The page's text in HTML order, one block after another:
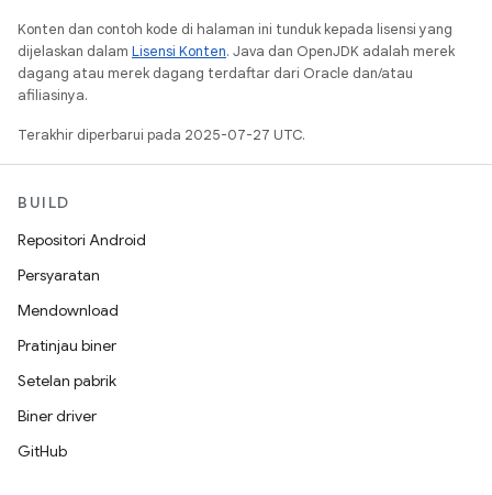
Konten dan contoh kode di halaman ini tunduk kepada lisensi yang
dijelaskan dalam Lisensi Konten. Java dan OpenJDK adalah merek
dagang atau merek dagang terdaftar dari Oracle dan/atau
afiliasinya.
Terakhir diperbarui pada 2025-07-27 UTC.
BUILD
Repositori Android
Persyaratan
Mendownload
Pratinjau biner
Setelan pabrik
Biner driver
GitHub